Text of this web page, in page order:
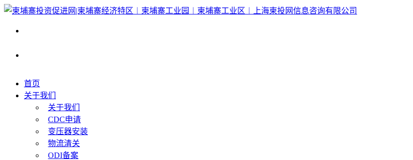
首页
关于我们
关于我们
CDC申请
变压器安装
物流清关
ODI备案